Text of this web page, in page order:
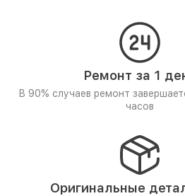
Ремонт за 1
В 90% случаев ремонт
часов
Оригинальные